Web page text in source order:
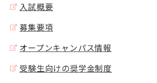
入試概要
募集要項
オープンキャンパス情報
受験生向けの奨学金制度